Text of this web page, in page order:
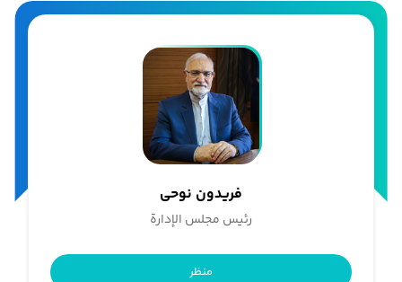
فریدون نوحی
رئیس مجلس الإدارة
منظر